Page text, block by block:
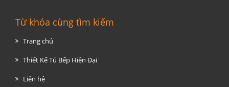
Từ khóa cùng tìm kiếm
Trang chủ
Thiết Kế Tủ Bếp Hiện Đại
Liên hệ